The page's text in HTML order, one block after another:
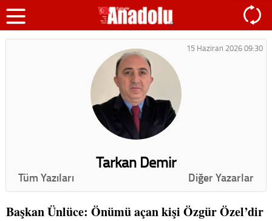
15 Haziran 2026 09:30
Tarkan Demir
Tüm Yazıları Diğer Yazarlar
Başkan Ünlüce: Önümü açan kişi Özgür Özel’dir